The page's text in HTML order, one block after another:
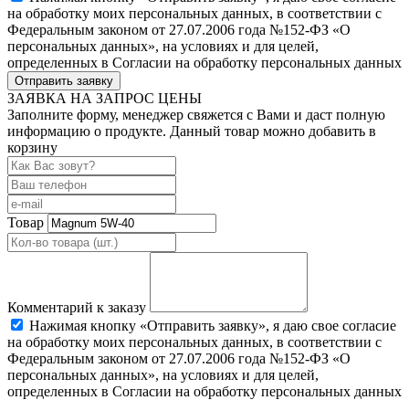
на обработку моих персональных данных, в соответствии с
Федеральным законом от 27.07.2006 года №152-ФЗ «О
персональных данных», на условиях и для целей,
определенных в Согласии на обработку персональных данных
Отправить заявку
ЗАЯВКА НА ЗАПРОС ЦЕНЫ
Заполните форму, менеджер свяжется с Вами и даст полную
информацию о продукте. Данный товар можно добавить в
корзину
Товар
Комментарий к заказу
Нажимая кнопку «Отправить заявку», я даю свое согласие
на обработку моих персональных данных, в соответствии с
Федеральным законом от 27.07.2006 года №152-ФЗ «О
персональных данных», на условиях и для целей,
определенных в Согласии на обработку персональных данных